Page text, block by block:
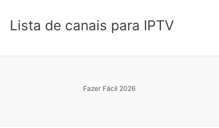
Lista de canais para IPTV
Fazer Fácil 2026